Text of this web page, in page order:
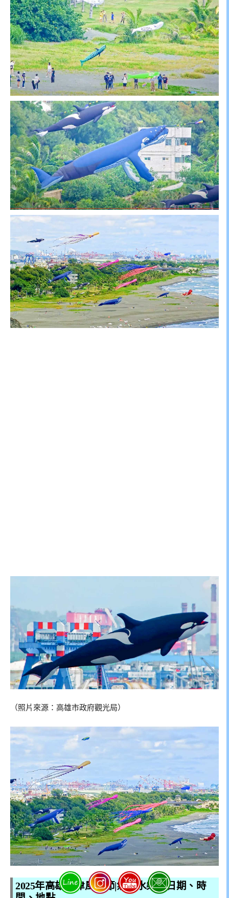
（照片來源：高雄市政府觀光局）
2025年高雄旗津風箏節|氣墊水樂園日期、時